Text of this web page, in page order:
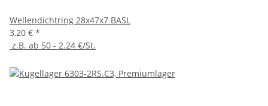
Wellendichtring 28x47x7 BASL
3,20 € *
z.B. ab 50 - 2.24 €/St.